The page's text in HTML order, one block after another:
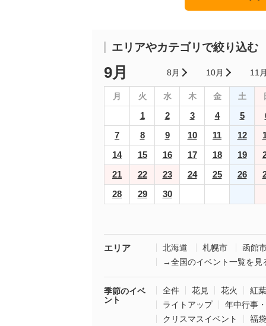
エリアやカテゴリで絞り込む
9月 8月 10月 11
月 火 水 木 金 土
1 2 3 4 5
7
8 9 10 11 12
14
15 16 17 18 19
21
22 23 24 25 26
28
29 30
エリア 北海道 札幌市
函館
→全国のイベント一覧を見
季節のイベ
ント
全件 花見 花火
紅葉
ライトアップ
年中行事
クリスマスイベント
福